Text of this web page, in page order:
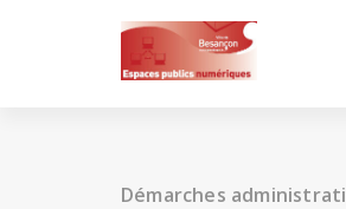
Démarches